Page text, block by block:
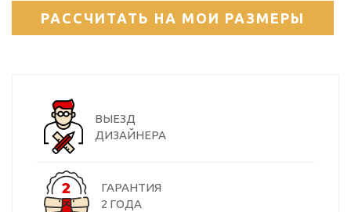
РАССЧИТАТЬ НА МОИ РАЗМЕРЫ
ВЫЕЗД
ДИЗАЙНЕРА
ГАРАНТИЯ
2 ГОДА